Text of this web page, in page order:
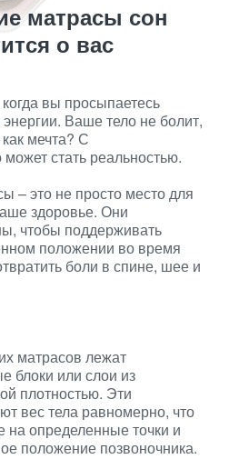
матрасы сон
о вас
вы просыпаетесь
Ваше тело не болит,
мечта? С
может стать реальностью.
– это не просто место для
здоровье. Они
чтобы поддерживать
положении во время
боли в спине, шее и
матрасов лежат
блоки или слои из
плотностью. Эти
вес тела равномерно, что
на определенные точки и
положение позвоночника.